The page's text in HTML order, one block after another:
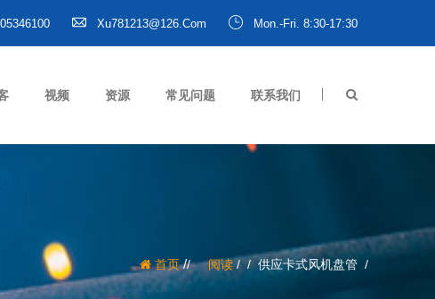
Xu781213@126.com Mon.-Fri. 8:30-17:30
视频 资源 常见问题 联系我们
首页/ 阅读/ 供应卡式风机盘管